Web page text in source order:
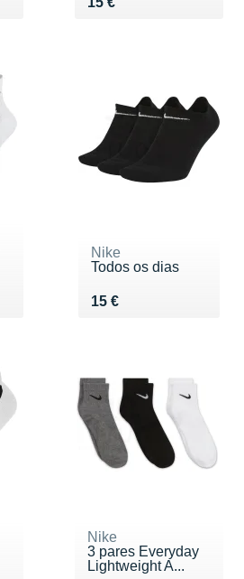
Nike
Todos os dias
15 €
Vendu 15 €
Nike
3 pares Everyday
Lightweight A...